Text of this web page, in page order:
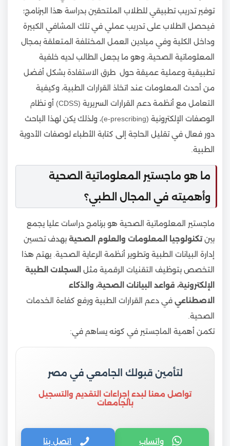
توفير تدريب تطبيقي للطلاب الملتحقين بدراسة هذا البرنامج؛
فيحصل الطلاب على تدريب عملي في تلك المشافي الكبيرة
وداخل الكلية وفي ميادين العمل المختلفة المتعلقة بمجال
المعلوماتية الصحية، وهو ما يجعل الطالب لديه خلفية
تطبيقية وعملية عميقة حول طرق الاستفادة بشكل أفضل
من أحدث المعلومات عند اتخاذ القرارات الطبية، وكيفية
التعامل مع أنظمة دعم القرارات السريرية (CDSS) أو نظام
الوصفات الإلكترونية (e-prescribing)، ولذلك يكن لهذا الباحث
دور فعال في تقليل الحاجة إلى كتابة الأطباء لوصفات الأدوية
الطبية.
ما هو ماجستير المعلوماتية الصحية
وأهميته في المجال الطبي؟
ماجستير المعلوماتية الصحية هو برنامج دراسات عليا يجمع
بينتكنولوجيا المعلومات والعلوم الصحية بهدف تحسين
إدارة البيانات الطبية وتطوير أنظمة الرعاية الصحية. يهتم هذا
التخصص بتوظيف التقنيات الرقمية مثل
السجلات الطبية
الإلكترونية، قواعد البيانات الصحية، والذكاء
الاصطناعي في دعم القرارات الطبية ورفع كفاءة الخدمات
الصحية.
تكمن أهمية الماجستير في كونه يساهم في:
لتأمين قبولك الجامعي في مصر
تواصل معنا لبدء إجراءات التقديم والتسجيل
بالجامعات
واتساب اتصل بنا